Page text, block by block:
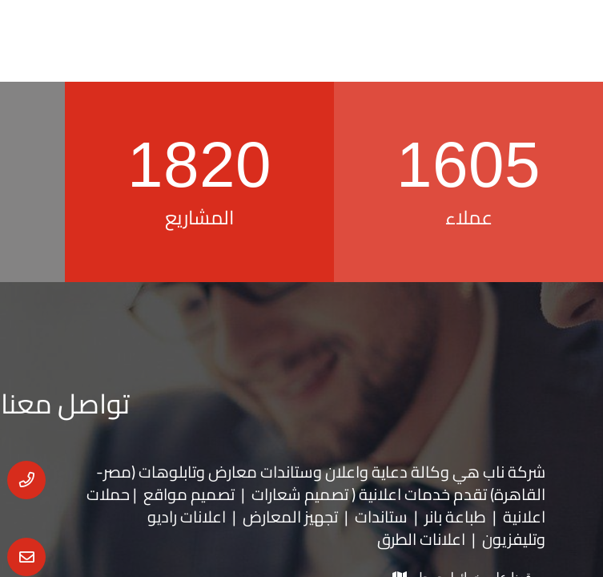
1605
عملاء
1820
المشاريع
تواصل معنا
شركة ناب هي وكالة دعاية واعلان وستاندات معارضوتابلوهات(مصر-
القاهرة) تقدم خدمات اعلانية ( تصميم شعارات | تصميم مواقع | حملات
اعلانية | طباعة بانر | ستاندات | تجهيز المعارض | اعلانات راديو
وتليفزيون | اعلانات الطرق